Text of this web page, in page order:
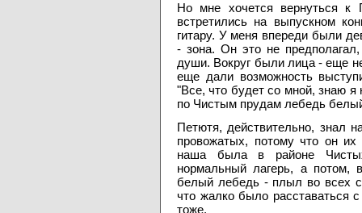
Но мне хочется вернуться
встретились на выпускном
гитару. У меня впереди были
- зона. Он это не
души. Вокруг были лица - еще
еще дали возможность
"Все, что будет со мной, знаю
по Чистым прудам лебедь
Петютя, действительно, знал
провожатых, потому что он
наша была в районе
нормальный лагерь, а потом,
белый лебедь - плыл во всех
что жалко было
тоже.